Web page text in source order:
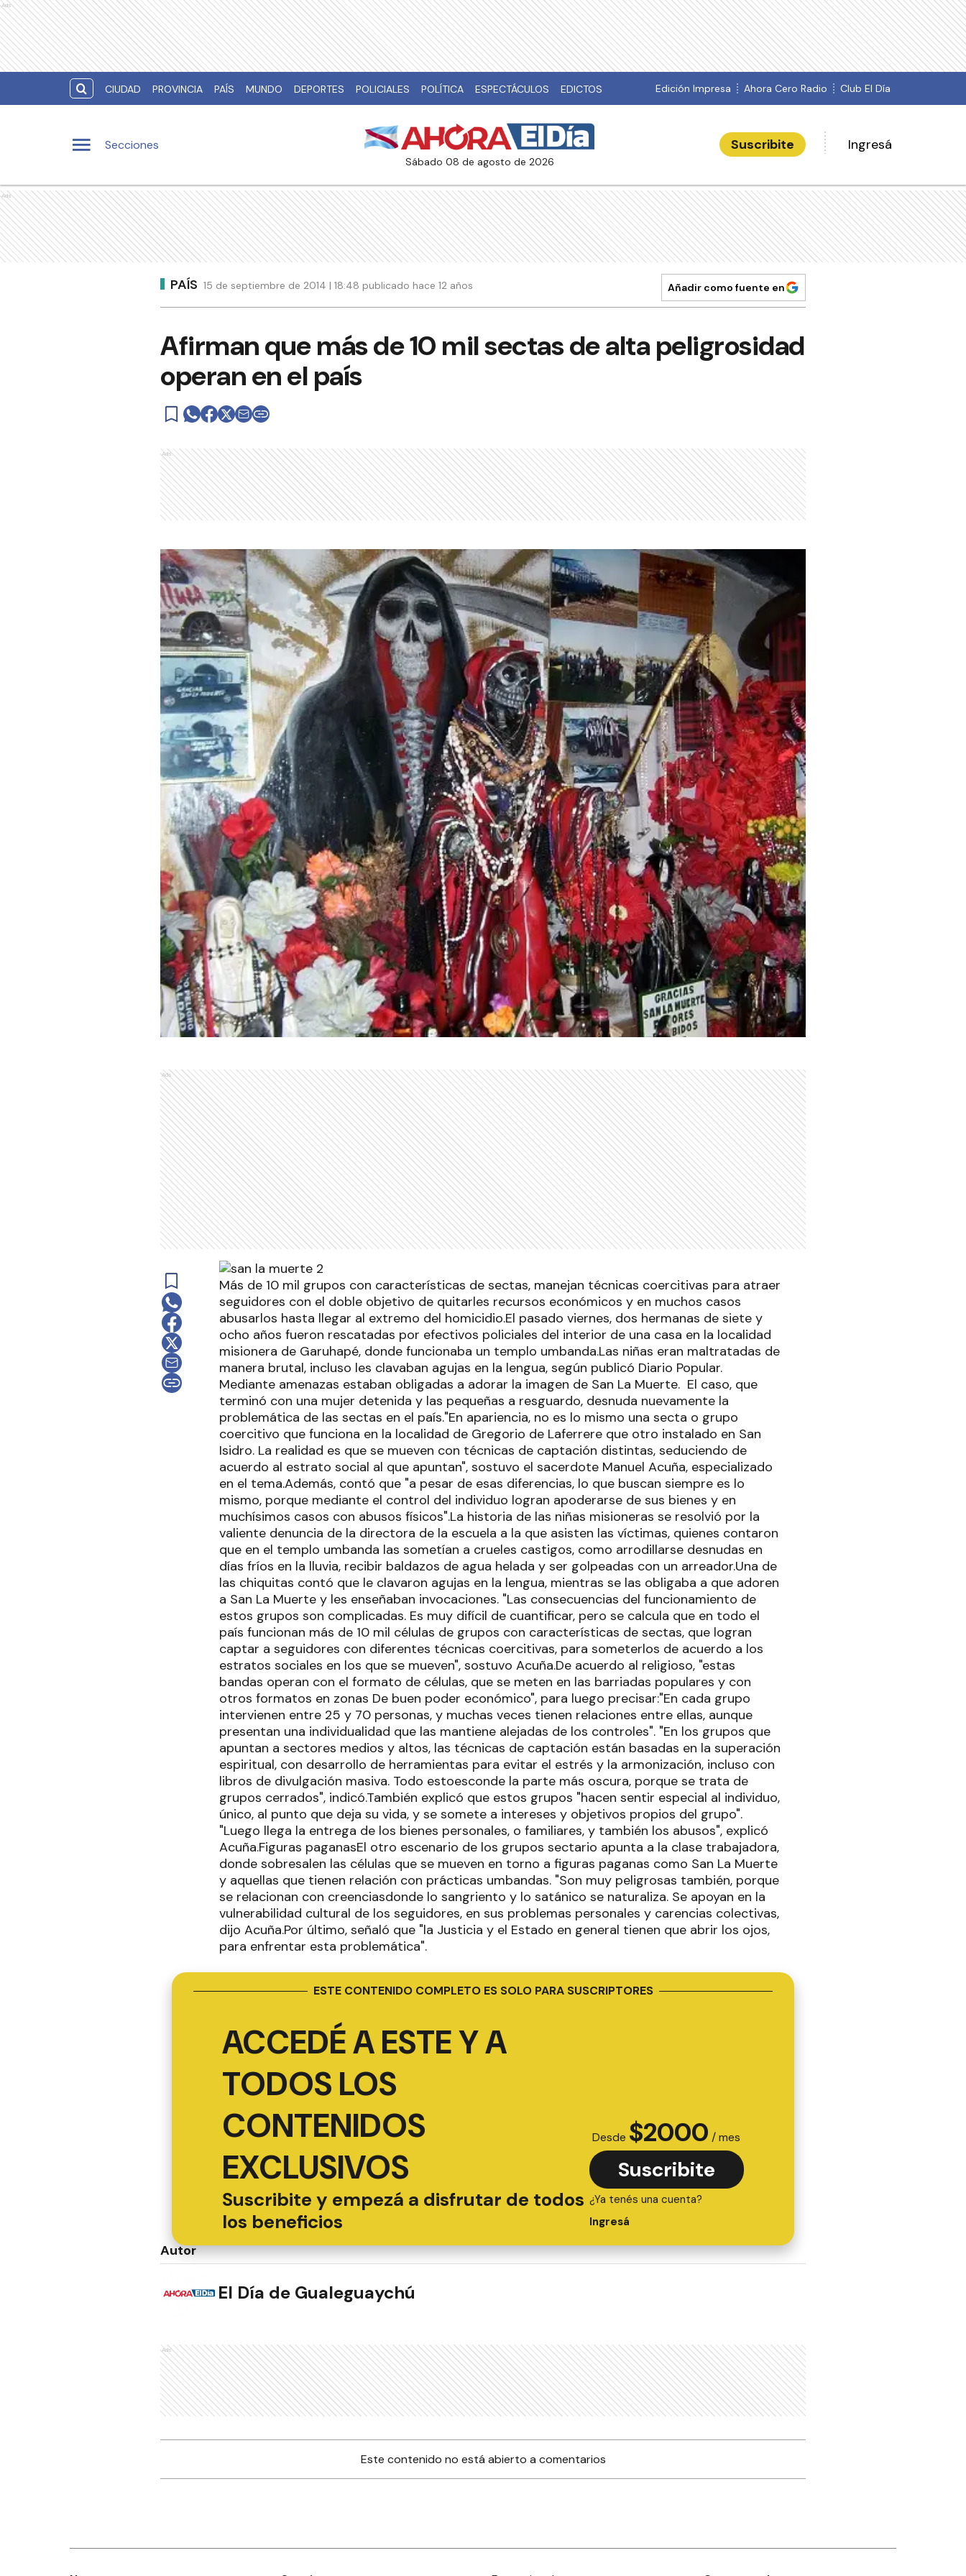
Ads
CIUDAD PROVINCIA PAÍS MUNDO DEPORTES POLICIALES POLÍTICA ESPECTÁCULOS EDICTOS Edición Impresa Ahora Cero Radio Club El Día
Secciones
sábado 08 de agosto de 2026
Suscribite Ingresá
Ads
PAÍS 15 de septiembre de 2014 | 18:48 publicado hace 12 años Añadir como fuente en
Afirman que más de 10 mil sectas de alta peligrosidad
operan en el país
Ads
Ads
Más de 10 mil grupos con características de sectas, manejan técnicas coercitivas para atraer
seguidores con el doble objetivo de quitarles recursos económicos y en muchos casos
abusarlos hasta llegar al extremo del homicidio.El pasado viernes, dos hermanas de siete y
ocho años fueron rescatadas por efectivos policiales del interior de una casa en la localidad
misionera de Garuhapé, donde funcionaba un templo umbanda.Las niñas eran maltratadas de
manera brutal, incluso les clavaban agujas en la lengua, según publicó Diario Popular.
Mediante amenazas estaban obligadas a adorar la imagen de San La Muerte. El caso, que
terminó con una mujer detenida y las pequeñas a resguardo, desnuda nuevamente la
problemática de las sectas en el país."En apariencia, no es lo mismo una secta o grupo
coercitivo que funciona en la localidad de Gregorio de Laferrere que otro instalado en San
Isidro. La realidad es que se mueven con técnicas de captación distintas, seduciendo de
acuerdo al estrato social al que apuntan", sostuvo el sacerdote Manuel Acuña, especializado
en el tema.Además, contó que "a pesar de esas diferencias, lo que buscan siempre es lo
mismo, porque mediante el control del individuo logran apoderarse de sus bienes y en
muchísimos casos con abusos físicos".La historia de las niñas misioneras se resolvió por la
valiente denuncia de la directora de la escuela a la que asisten las víctimas, quienes contaron
que en el templo umbanda las sometían a crueles castigos, como arrodillarse desnudas en
días fríos en la lluvia, recibir baldazos de agua helada y ser golpeadas con un arreador.Una de
las chiquitas contó que le clavaron agujas en la lengua, mientras se las obligaba a que adoren
a San La Muerte y les enseñaban invocaciones. "Las consecuencias del funcionamiento de
estos grupos son complicadas. Es muy difícil de cuantificar, pero se calcula que en todo el
país funcionan más de 10 mil células de grupos con características de sectas, que logran
captar a seguidores con diferentes técnicas coercitivas, para someterlos de acuerdo a los
estratos sociales en los que se mueven", sostuvo Acuña.De acuerdo al religioso, "estas
bandas operan con el formato de células, que se meten en las barriadas populares y con
otros formatos en zonas De buen poder económico", para luego precisar:"En cada grupo
intervienen entre 25 y 70 personas, y muchas veces tienen relaciones entre ellas, aunque
presentan una individualidad que las mantiene alejadas de los controles". "En los grupos que
apuntan a sectores medios y altos, las técnicas de captación están basadas en la superación
espiritual, con desarrollo de herramientas para evitar el estrés y la armonización, incluso con
libros de divulgación masiva. Todo estoesconde la parte más oscura, porque se trata de
grupos cerrados", indicó.También explicó que estos grupos "hacen sentir especial al individuo,
único, al punto que deja su vida, y se somete a intereses y objetivos propios del grupo".
"Luego llega la entrega de los bienes personales, o familiares, y también los abusos", explicó
Acuña.Figuras paganasEl otro escenario de los grupos sectario apunta a la clase trabajadora,
donde sobresalen las células que se mueven en torno a figuras paganas como San La Muerte
y aquellas que tienen relación con prácticas umbandas. "Son muy peligrosas también, porque
se relacionan con creenciasdonde lo sangriento y lo satánico se naturaliza. Se apoyan en la
vulnerabilidad cultural de los seguidores, en sus problemas personales y carencias colectivas,
dijo Acuña.Por último, señaló que "la Justicia y el Estado en general tienen que abrir los ojos,
para enfrentar esta problemática".
ESTE CONTENIDO COMPLETO ES SOLO PARA SUSCRIPTORES
ACCEDÉ A ESTE Y A
TODOS LOS
CONTENIDOS
EXCLUSIVOS
Suscribite y empezá a disfrutar de todos
los beneficios
Desde $2000 / mes
Suscribite
¿Ya tenés una cuenta?
Ingresá
Autor
El Día de Gualeguaychú
Ads
Este contenido no está abierto a comentarios